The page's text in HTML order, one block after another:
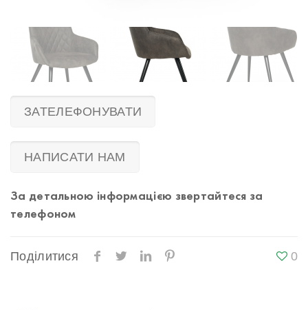
ЗАТЕЛЕФОНУВАТИ
НАПИСАТИ НАМ
За детальною інформацією звертайтеся за
телефоном
Поділитися 0